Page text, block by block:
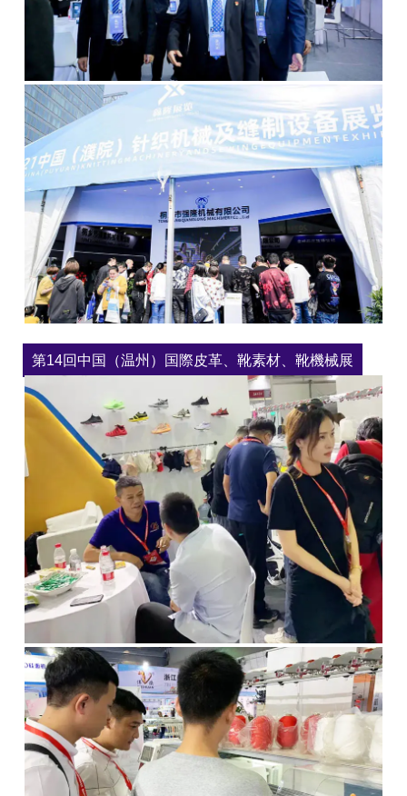
第14回中国（温州）国際皮革、靴素材、靴機械展